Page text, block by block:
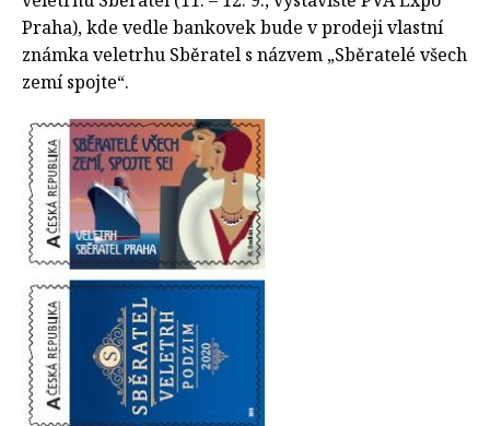
Praha), kde vedle bankovek bude v prodeji vlastní
známka veletrhu Sběratel s názvem „Sběratelé všech
zemí spojte“.